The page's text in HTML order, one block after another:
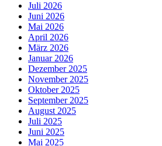
Juli 2026
Juni 2026
Mai 2026
April 2026
März 2026
Januar 2026
Dezember 2025
November 2025
Oktober 2025
September 2025
August 2025
Juli 2025
Juni 2025
Mai 2025